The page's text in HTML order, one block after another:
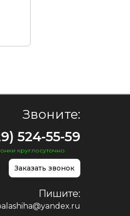
Звоните:
524-55-59
круглосуточно
Заказать звонок
Пишите: